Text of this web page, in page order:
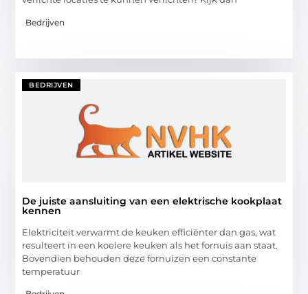
Bedrijven
BEDRIJVEN
De juiste aansluiting van een elektrische kookplaat
kennen
Elektriciteit verwarmt de keuken efficiënter dan gas, wat
resulteert in een koelere keuken als het fornuis aan staat.
Bovendien behouden deze fornuizen een constante
temperatuur